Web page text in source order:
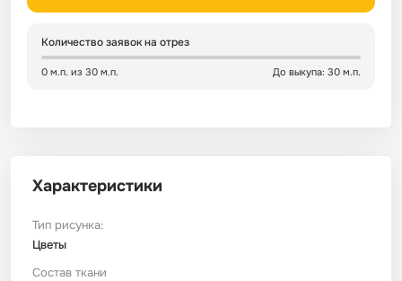
Количество заявок на отрез
0 м.п. из 30 м.п. До выкупа: 30 м.п.
Характеристики
Тип рисунка:
Цветы
Состав ткани
Сатин
Сатин Страйп
Сатин Твил
ТиСи Твил
Трикотаж
Зеленый
Детский
Город / архитектура
Морская тема